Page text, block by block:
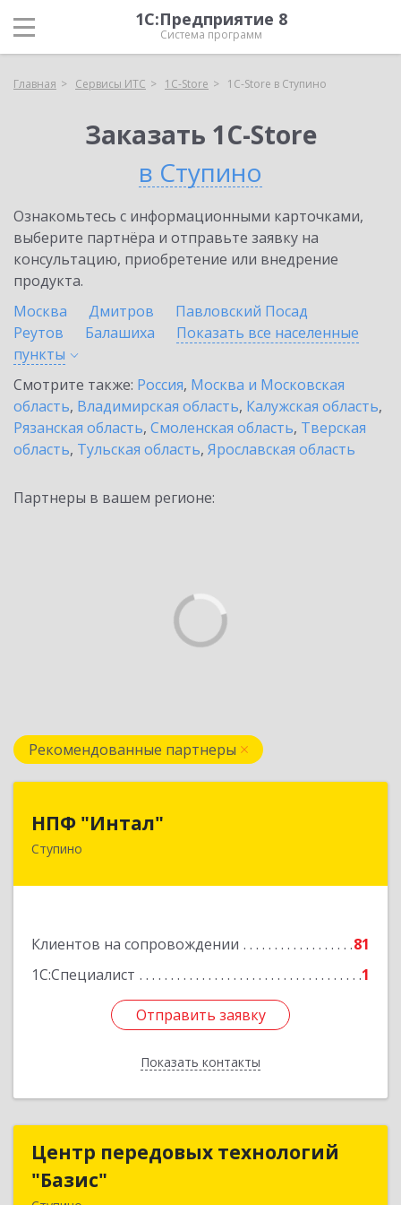
1С:Предприятие 8
Система программ
Главная Сервисы ИТС 1C-Store 1C-Store в Ступино
Заказать 1C-Store
в Ступино
Ознакомьтесь с информационными карточками,
выберите партнёра и отправьте заявку на
консультацию, приобретение или внедрение
продукта.
Москва
Дмитров
Павловский Посад
Реутов
Балашиха
Показать все населенные
пункты
Смотрите также: Россия, Москва и Московская
область, Владимирская область, Калужская область,
Рязанская область, Смоленская область, Тверская
область, Тульская область, Ярославская область
Партнеры в вашем регионе:
Рекомендованные партнеры
НПФ "Интал"
Ступино
Клиентов на сопровождении
81
1С:Специалист
1
Отправить заявку
Показать контакты
142800, Московская обл, Ступинский р-н,
Отправить заявку
Назад
Центр передовых технологий
"Базис"
Центр передовых технологий